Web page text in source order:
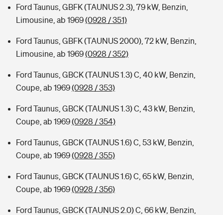
Ford Taunus, GBFK (TAUNUS 2.3), 79 kW, Benzin,
Limousine, ab 1969(0928 / 351)
Ford Taunus, GBFK (TAUNUS 2000), 72 kW, Benzin,
Limousine, ab 1969(0928 / 352)
Ford Taunus, GBCK (TAUNUS 1.3) C, 40 kW, Benzin,
Coupe, ab 1969(0928 / 353)
Ford Taunus, GBCK (TAUNUS 1.3) C, 43 kW, Benzin,
Coupe, ab 1969(0928 / 354)
Ford Taunus, GBCK (TAUNUS 1.6) C, 53 kW, Benzin,
Coupe, ab 1969(0928 / 355)
Ford Taunus, GBCK (TAUNUS 1.6) C, 65 kW, Benzin,
Coupe, ab 1969(0928 / 356)
Ford Taunus, GBCK (TAUNUS 2.0) C, 66 kW, Benzin,